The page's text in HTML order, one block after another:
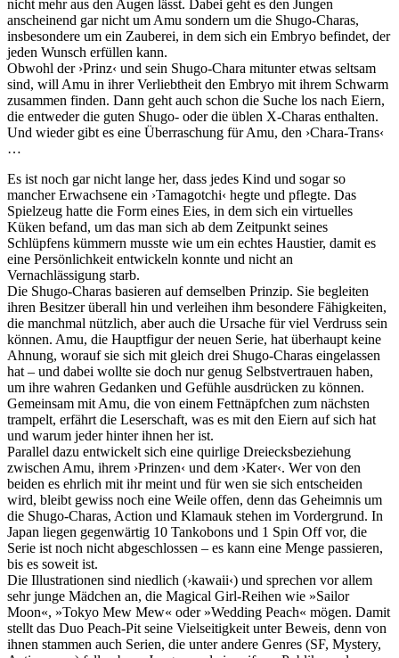
nicht mehr aus den Augen lässt. Dabei geht es den Jungen
anscheinend gar nicht um Amu sondern um die Shugo-Charas,
insbesondere um ein Zauberei, in dem sich ein Embryo befindet, der
jeden Wunsch erfüllen kann.
Obwohl der ›Prinz‹ und sein Shugo-Chara mitunter etwas seltsam
sind, will Amu in ihrer Verliebtheit den Embryo mit ihrem Schwarm
zusammen finden. Dann geht auch schon die Suche los nach Eiern,
die entweder die guten Shugo- oder die üblen X-Charas enthalten.
Und wieder gibt es eine Überraschung für Amu, den ›Chara-Trans‹
…
Es ist noch gar nicht lange her, dass jedes Kind und sogar so
mancher Erwachsene ein ›Tamagotchi‹ hegte und pflegte. Das
Spielzeug hatte die Form eines Eies, in dem sich ein virtuelles
Küken befand, um das man sich ab dem Zeitpunkt seines
Schlüpfens kümmern musste wie um ein echtes Haustier, damit es
eine Persönlichkeit entwickeln konnte und nicht an
Vernachlässigung starb.
Die Shugo-Charas basieren auf demselben Prinzip. Sie begleiten
ihren Besitzer überall hin und verleihen ihm besondere Fähigkeiten,
die manchmal nützlich, aber auch die Ursache für viel Verdruss sein
können. Amu, die Hauptfigur der neuen Serie, hat überhaupt keine
Ahnung, worauf sie sich mit gleich drei Shugo-Charas eingelassen
hat – und dabei wollte sie doch nur genug Selbstvertrauen haben,
um ihre wahren Gedanken und Gefühle ausdrücken zu können.
Gemeinsam mit Amu, die von einem Fettnäpfchen zum nächsten
trampelt, erfährt die Leserschaft, was es mit den Eiern auf sich hat
und warum jeder hinter ihnen her ist.
Parallel dazu entwickelt sich eine quirlige Dreiecksbeziehung
zwischen Amu, ihrem ›Prinzen‹ und dem ›Kater‹. Wer von den
beiden es ehrlich mit ihr meint und für wen sie sich entscheiden
wird, bleibt gewiss noch eine Weile offen, denn das Geheimnis um
die Shugo-Charas, Action und Klamauk stehen im Vordergrund. In
Japan liegen gegenwärtig 10 Tankobons und 1 Spin Off vor, die
Serie ist noch nicht abgeschlossen – es kann eine Menge passieren,
bis es soweit ist.
Die Illustrationen sind niedlich (›kawaii‹) und sprechen vor allem
sehr junge Mädchen an, die Magical Girl-Reihen wie »Sailor
Moon«, »Tokyo Mew Mew« oder »Wedding Peach« mögen. Damit
stellt das Duo Peach-Pit seine Vielseitigkeit unter Beweis, denn von
ihnen stammen auch Serien, die unter andere Genres (SF, Mystery,